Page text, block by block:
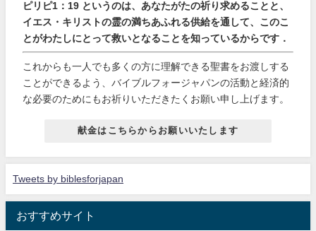
ピリピ1：19 というのは、あなたがたの祈り求めることと、
イエス・キリストの霊の満ちあふれる供給を通して、このこ
とがわたしにとって救いとなることを知っているからです．
これからも一人でも多くの方に理解できる聖書をお渡しする
ことができるよう、バイブルフォージャパンの活動と経済的
な必要のためにもお祈りいただきたくお願い申し上げます。
献金はこちらからお願いいたします
Tweets by biblesforjapan
おすすめサイト